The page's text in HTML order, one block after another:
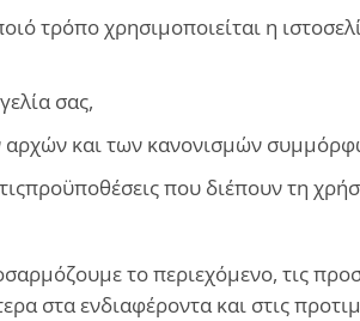
τρόπο χρησιμοποιείται η
σας,
και των κανονισμών
που διέπουν τη
το περιεχόμενο, τις
στα ενδιαφέροντα και στις